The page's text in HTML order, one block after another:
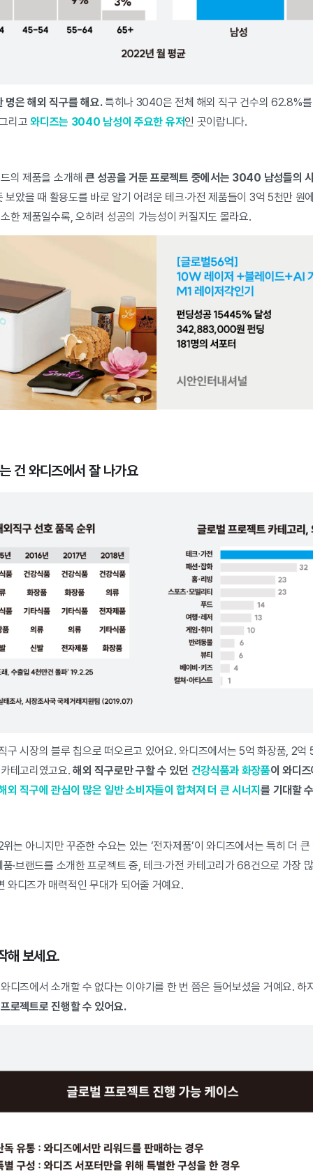
은 해외 직구를 해요.특히나 3040은 전체 해외 직구 건수의 62.8%
리고 와디즈는 3040 남성이 주요한 유저인 곳이랍니다.
의 제품을 소개해 큰 성공을 거둔 프로젝트 중에서는 3040 남성들의
보았을 때 활용도를 바로 알기 어려운 테크·가전 제품들이 3억 5천만 원
한 제품일수록, 오히려 성공의 가능성이 커질지도 몰라요.
건 와디즈에서 잘 나가요
구 시장의 블루 칩으로 떠오르고 있어요. 와디즈에서는 5억 화장품, 2억
테고리였고요.해외 직구로만 구할 수 있던 건강식품과 화장품이 와디
외 직구에 관심이 많은 일반 소비자들이 합쳐져 더 큰 시너지를 기대할
위는 아니지만 꾸준한 수요는 있는 ‘전자제품’이 와디즈에서는 특히 더
·브랜드를 소개한 프로젝트 중, 테크·가전 카테고리가 68건으로 가장
와디즈가 매력적인 무대가 되어줄 거예요.
해 보세요.
디즈에서 소개할 수 없다는 이야기를 한 번 쯤은 들어보셨을 거예요. 하
로젝트로 진행할 수 있어요.